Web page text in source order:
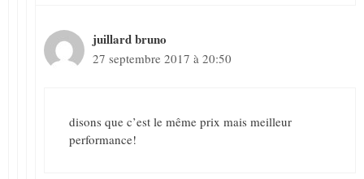
juillard bruno
27 septembre 2017 à 20:50
disons que c’est le même prix mais meilleur
performance!